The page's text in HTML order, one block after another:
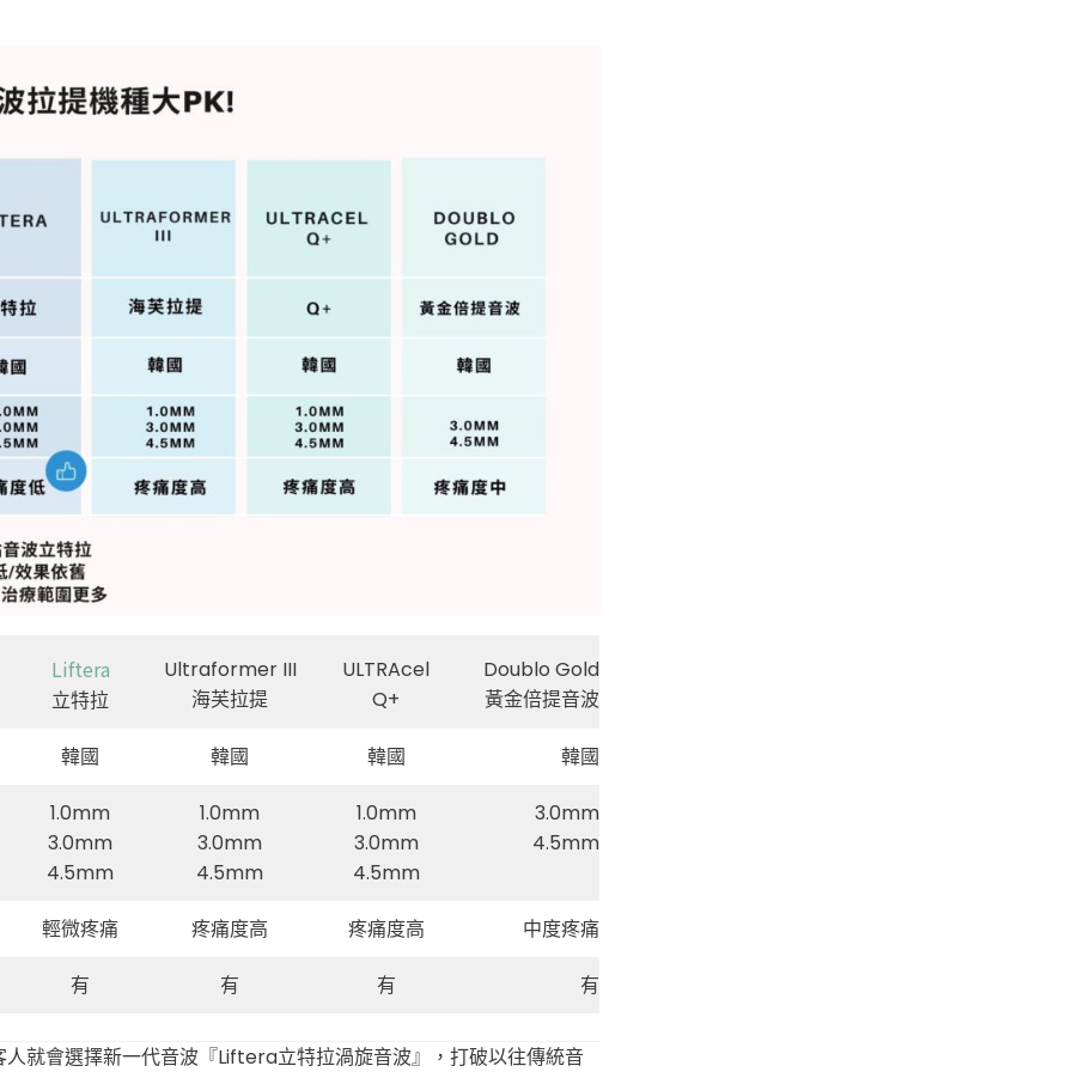
Liftera
立特拉
Ultraformer III
海芙拉提
ULTRAcel
Q+
Doublo Gold
黃金倍提音波
韓國 韓國 韓國 韓國
1.0mm
3.0mm
4.5mm
1.0mm
3.0mm
4.5mm
1.0mm
3.0mm
4.5mm
3.0mm
4.5mm
輕微疼痛 疼痛度高 疼痛度高 中度疼痛
有 有 有 有
就會選擇新一代音波『Liftera立特拉渦旋音波』，打破以往傳統音